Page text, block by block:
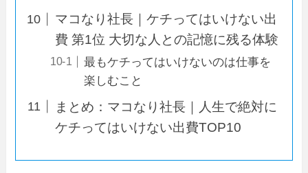
マコなり社長｜ケチってはいけない出
費 第1位 大切な人との記憶に残る体験
最もケチってはいけないのは仕事を
楽しむこと
まとめ：マコなり社長｜人生で絶対に
ケチってはいけない出費TOP10